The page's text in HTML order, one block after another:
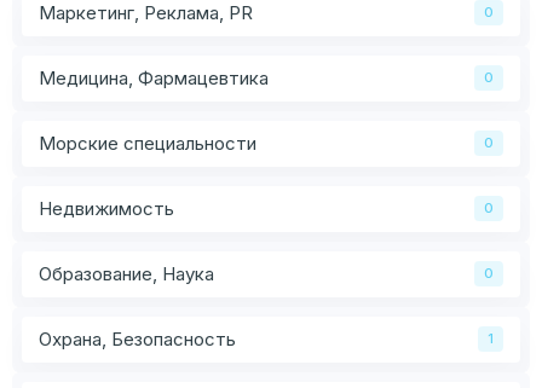
Маркетинг, Реклама, PR 0
Медицина, Фармацевтика 0
Морские специальности 0
Недвижимость 0
Образование, Наука 0
Охрана, Безопасность 1